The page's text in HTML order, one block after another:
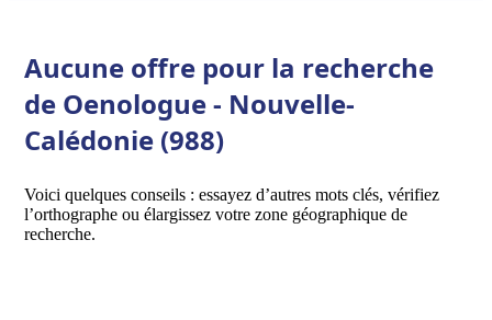
Aucune offre pour la recherche
de Oenologue - Nouvelle-
Calédonie (988)
Voici quelques conseils : essayez d’autres mots clés, vérifiez
l’orthographe ou élargissez votre zone géographique de
recherche.